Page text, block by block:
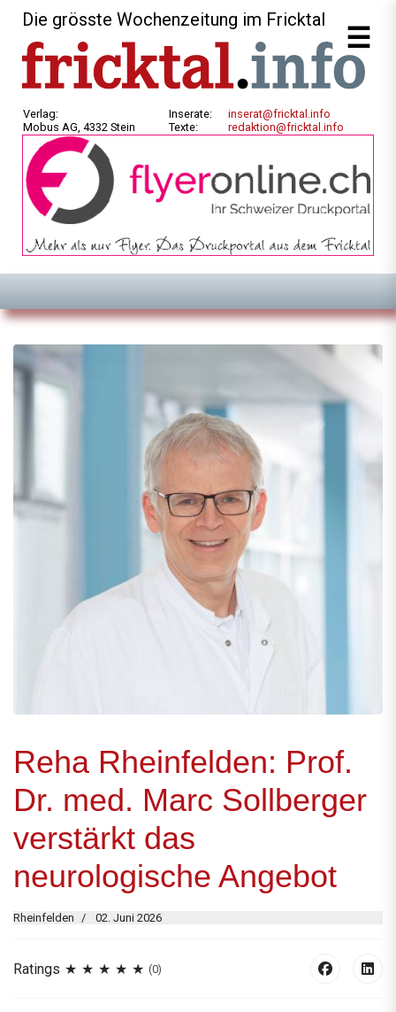
Die grösste Wochenzeitung im Fricktal
Verlag:
Mobus AG, 4332 Stein
Inserate:
Texte:
inserat@fricktal.info
redaktion@fricktal.info
Reha Rheinfelden: Prof.
Dr. med. Marc Sollberger
verstärkt das
neurologische Angebot
Rheinfelden 02. Juni 2026
Ratings (0)